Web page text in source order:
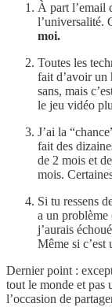
À part l’email
l’universalité.
moi.
Toutes les
fait d’avoir un
sans, mais
le jeu vidéo
J’ai la
fait des
de 2 mois et
mois.
Si tu ressens
a un problème
j’aurais
Même si c’est
Dernier point :
tout le monde et pas
l’occasion de